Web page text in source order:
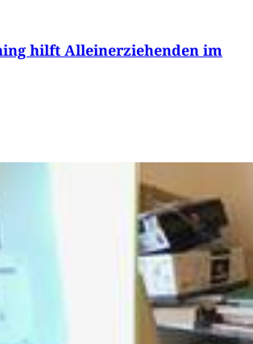
hilft Alleinerziehenden im